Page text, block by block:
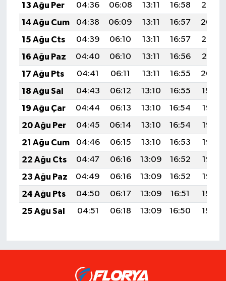
13 Ağu Per
04:36 06:08 13:11 16:58
20:05
14 Ağu Cum
04:38 06:09 13:11 16:57
20:04
15 Ağu Cts
04:39 06:10 13:11 16:57
20:02
16 Ağu Paz
04:40 06:10 13:11 16:56
20:01
17 Ağu Pts
04:41 06:11 13:11 16:55
20:00
18 Ağu Sal
04:43 06:12 13:10 16:55
19:59
19 Ağu Çar
04:44 06:13 13:10 16:54
19:57
20 Ağu Per
04:45 06:14 13:10 16:54
19:56
21 Ağu Cum
04:46 06:15 13:10 16:53
19:55
22 Ağu Cts
04:47 06:16 13:09 16:52
19:53
23 Ağu Paz
04:49 06:16 13:09 16:52
19:52
24 Ağu Pts
04:50 06:17 13:09 16:51
19:50
25 Ağu Sal
04:51 06:18 13:09 16:50 19:49